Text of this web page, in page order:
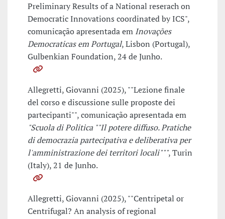
Preliminary Results of a National reserach on
Democratic Innovations coordinated by ICS",
comunicação apresentada em Inovações
Democraticas em Portugal, Lisbon (Portugal),
Gulbenkian Foundation, 24 de Junho.
Allegretti, Giovanni (2025), ""Lezione finale
del corso e discussione sulle proposte dei
partecipanti"", comunicação apresentada em
"Scuola di Politica ""Il potere diffuso. Pratiche
di democrazia partecipativa e deliberativa per
l'amministrazione dei territori locali""", Turin
(Italy), 21 de Junho.
Allegretti, Giovanni (2025), ""Centripetal or
Centrifugal? An analysis of regional